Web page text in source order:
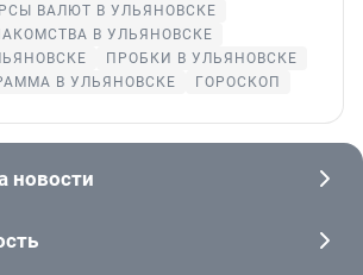
ВАЛЮТ В УЛЬЯНОВСКЕ
В УЛЬЯНОВСКЕ
ПРОБКИ В УЛЬЯНОВСКЕ
В УЛЬЯНОВСКЕ
ГОРОСКОП
новости